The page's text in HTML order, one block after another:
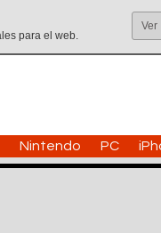
para el web.
Ver
Nintendo PC